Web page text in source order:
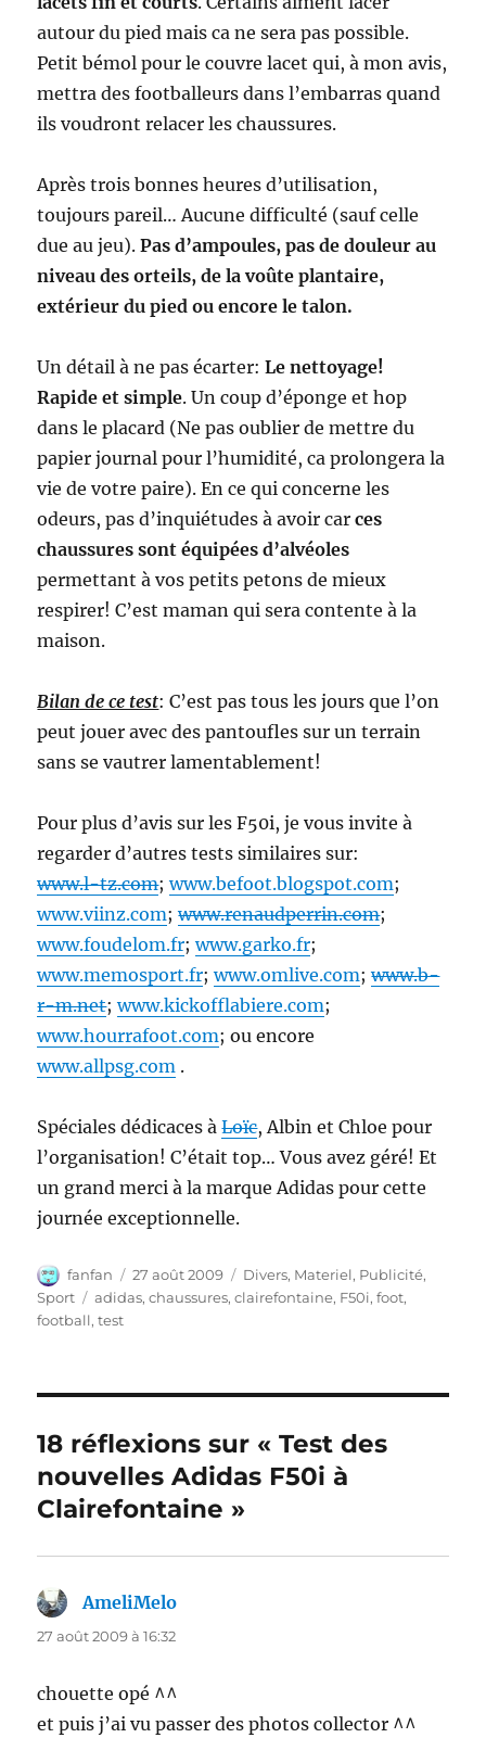
autour du pied mais ca ne sera pas possible.
Petit bémol pour le couvre lacet qui, à mon avis,
mettra des footballeurs dans l’embarras quand
ils voudront relacer les chaussures.
Après trois bonnes heures d’utilisation,
toujours pareil… Aucune difficulté (sauf celle
due au jeu).Pas d’ampoules, pas de douleur au
niveau des orteils, de la voûte plantaire,
extérieur du pied ou encore le talon.
Un détail à ne pas écarter:Le nettoyage!
Rapide et simple. Un coup d’éponge et hop
dans le placard (Ne pas oublier de mettre du
papier journal pour l’humidité, ca prolongera la
vie de votre paire). En ce qui concerne les
odeurs, pas d’inquiétudes à avoir carces
chaussures sont équipées d’alvéoles
permettant à vos petits petons de mieux
respirer! C’est maman qui sera contente à la
maison.
Bilan de ce test: C’est pas tous les jours que l’on
peut jouer avec des pantoufles sur un terrain
sans se vautrer lamentablement!
Pour plus d’avis sur les F50i, je vous invite à
regarder d’autres tests similaires sur:
www.l-tz.com;www.befoot.blogspot.com;
www.viinz.com;www.renaudperrin.com;
www.foudelom.fr;www.garko.fr;
www.memosport.fr;www.omlive.com;www.b-
r-m.net;www.kickofflabiere.com;
www.hourrafoot.com; ou encore
www.allpsg.com .
Spéciales dédicaces àLoïc, Albin et Chloe pour
l’organisation! C’était top… Vous avez géré! Et
un grand merci à la marque Adidas pour cette
journée exceptionnelle.
Auteur
fanfan
Publié
le
27 août 2009 Catégories
Divers, Materiel, Publicité,
Sport
Étiquettes
adidas,chaussures,clairefontaine, F50i,foot,
football,test
18 réflexions sur « Test des
nouvelles Adidas F50i à
Clairefontaine »
AmeliMelo
27 août 2009 à 16:32
chouette opé ^^
et puis j’ai vu passer des photos collector ^^